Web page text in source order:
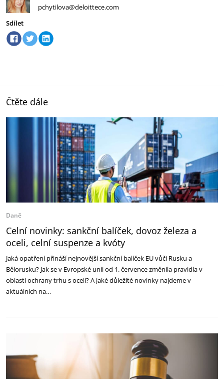
pchytilova@deloittece.com
Sdílet
Čtěte dále
Daně
Celní novinky: sankční balíček, dovoz železa a
oceli, celní suspenze a kvóty
Jaká opatření přináší nejnovější sankční balíček EU vůči Rusku a
Bělorusku? Jak se v Evropské unii od 1. července změnila pravidla v
oblasti ochrany trhu s ocelí? A jaké důležité novinky najdeme v
aktuálních na…